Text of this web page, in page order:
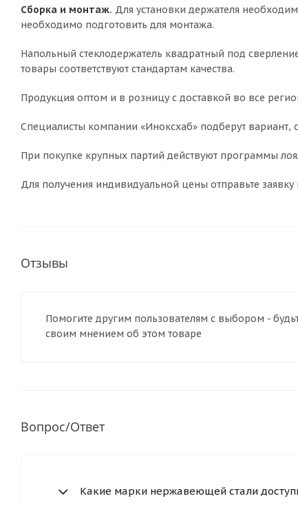
Сборка и монтаж. Для установки держателя
необходимо подготовить для монтажа.
Напольный стеклодержатель квадратный под
товары соответствуют стандартам качества.
Продукция оптом и в розницу с доставкой во все
Специалисты компании «Иноксхаб» подберут
При покупке крупных партий действуют программы
Для получения индивидуальной цены отправьте заявку
Отзывы
Помогите другим пользователям с выбором -
своим мнением об этом товаре
Вопрос/Ответ
Какие марки нержавеющей стали